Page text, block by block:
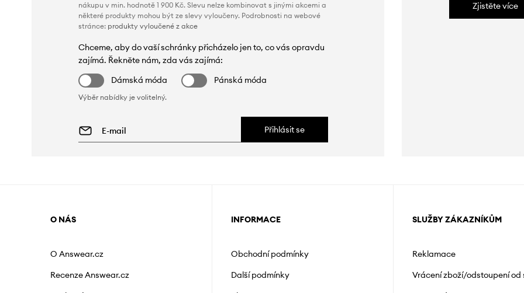
nákupu v min. hodnotě 1 900 Kč. Slevu nelze kombinovat s jinými akcemi a
některé produkty mohou být ze slevy vyloučeny. Podrobnosti na webové
stránce: produkty vyloučené z akce
Chceme, aby do vaší schránky přicházelo jen to, co vás opravdu
zajímá. Řekněte nám, zda vás zajímá:
Dámská móda
Pánská móda
Výběr nabídky je volitelný.
Přihlásit se
Zjistěte více
O NÁS
O Answear.cz
Recenze Answear.cz
INFORMACE
Obchodní podmínky
Další podmínky
SLUŽBY ZÁKAZNÍKŮM
Reklamace
Vrácení zboží/odstoupení od